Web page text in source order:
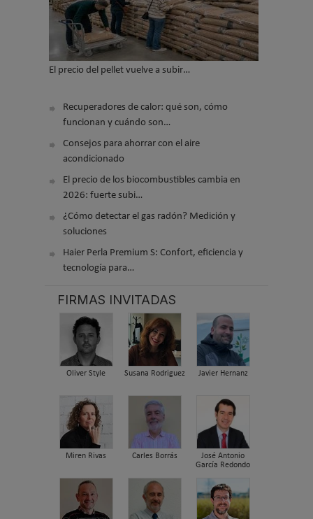
El precio del pellet vuelve a subir…
Recuperadores de calor: qué son, cómo
funcionan y cuándo son…
Consejos para ahorrar con el aire
acondicionado
El precio de los biocombustibles cambia en
2026: fuerte subi…
¿Cómo detectar el gas radón? Medición y
soluciones
Haier Perla Premium S: Confort, eficiencia y
tecnología para…
FIRMAS INVITADAS
Oliver Style Susana Rodriguez Javier Hernanz
Miren Rivas Carles Borrás
José Antonio
García Redondo